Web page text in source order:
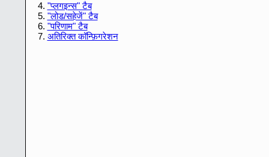
4. "प्लगइन्स" टैब
5. "लोड/सहेजें" टैब
6. "परिणाम" टैब
7. अतिरिक्त कॉन्फ़िगरेशन